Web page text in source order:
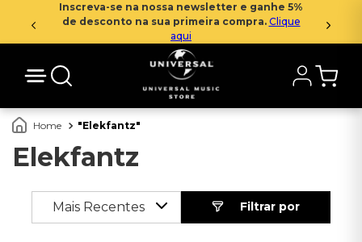
Inscreva-se na nossa newsletter e ganhe 5%
de desconto na sua primeira compra. Clique
aqui
Elekfantz
Elekfantz
Mais Recentes